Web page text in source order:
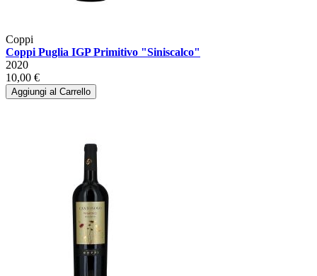
Coppi
Coppi Puglia IGP Primitivo "Siniscalco"
2020
10,00 €
Aggiungi al Carrello